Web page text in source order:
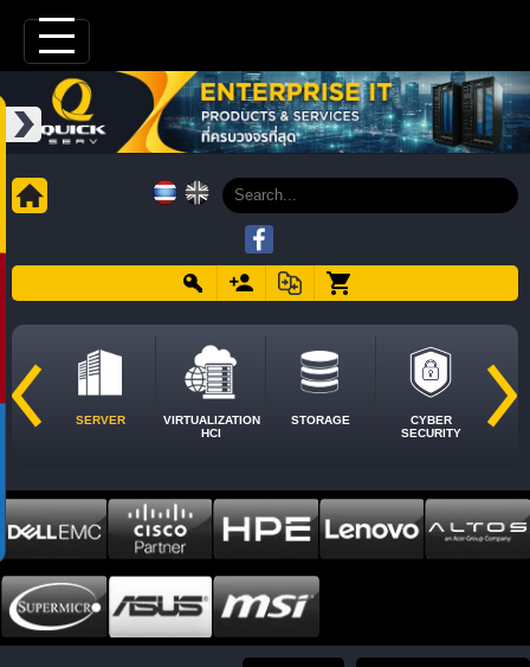
SERVER
VIRTUALIZATION
HCI
STORAGE
CYBER
SECURITY